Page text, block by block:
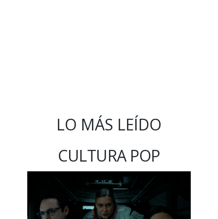
LO MÁS LEÍDO
CULTURA POP